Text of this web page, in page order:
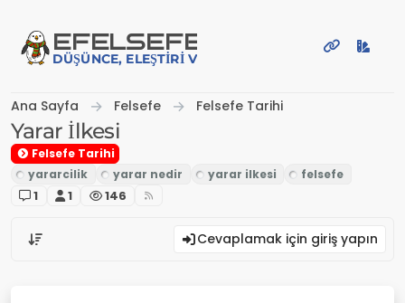
EFELSEFE
DÜŞÜNCE, ELEŞTIRI VE PAYLAŞIM PLATFORMU
Ana Sayfa Felsefe Felsefe Tarihi
Yarar İlkesi
Felsefe Tarihi
1 1 146
Cevaplamak için giriş yapın